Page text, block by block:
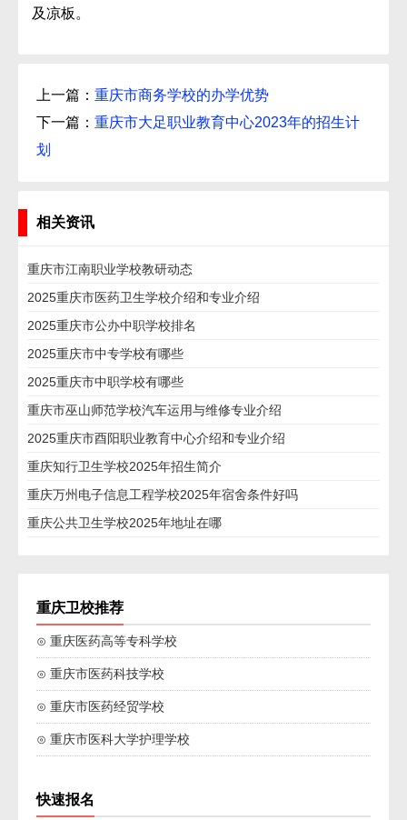
及凉板。
上一篇： 重庆市商务学校的办学优势
下一篇： 重庆市大足职业教育中心2023年的招生计
划
相关资讯
重庆市江南职业学校教研动态
2025重庆市医药卫生学校介绍和专业介绍
2025重庆市公办中职学校排名
2025重庆市中专学校有哪些
2025重庆市中职学校有哪些
重庆市巫山师范学校汽车运用与维修专业介绍
2025重庆市酉阳职业教育中心介绍和专业介绍
重庆知行卫生学校2025年招生简介
重庆万州电子信息工程学校2025年宿舍条件好吗
重庆公共卫生学校2025年地址在哪
重庆卫校推荐
⊙ 重庆医药高等专科学校
⊙ 重庆市医药科技学校
⊙ 重庆市医药经贸学校
⊙ 重庆市医科大学护理学校
快速报名